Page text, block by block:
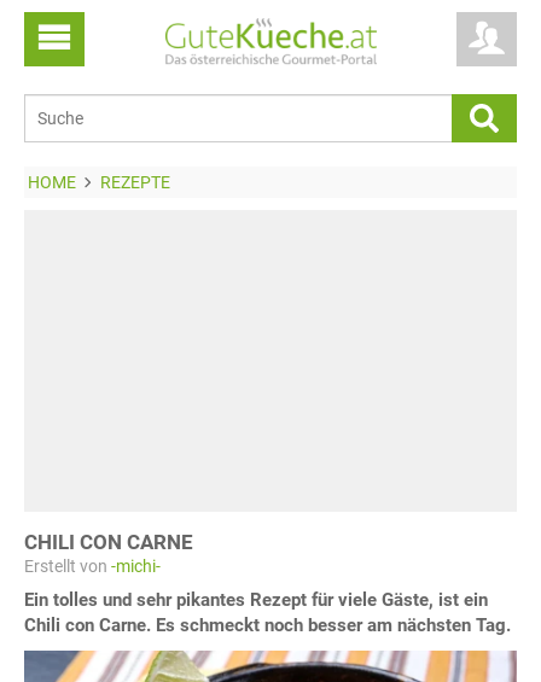
HOME REZEPTE
CHILI CON CARNE
Erstellt von -michi-
Ein tolles und sehr pikantes Rezept für viele Gäste, ist ein
Chili con Carne. Es schmeckt noch besser am nächsten Tag.